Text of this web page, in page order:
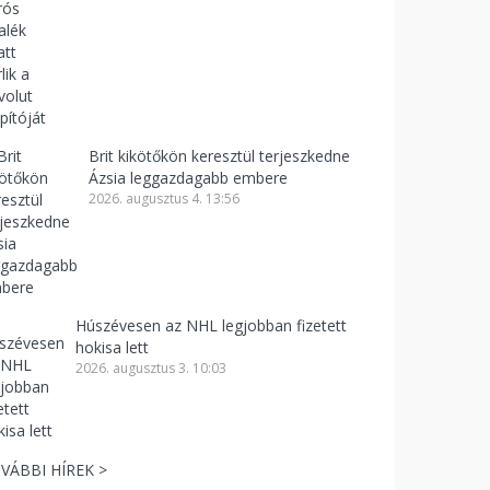
Brit kikötőkön keresztül terjeszkedne
Ázsia leggazdagabb embere
2026. augusztus 4. 13:56
Húszévesen az NHL legjobban fizetett
hokisa lett
2026. augusztus 3. 10:03
HÍREK >